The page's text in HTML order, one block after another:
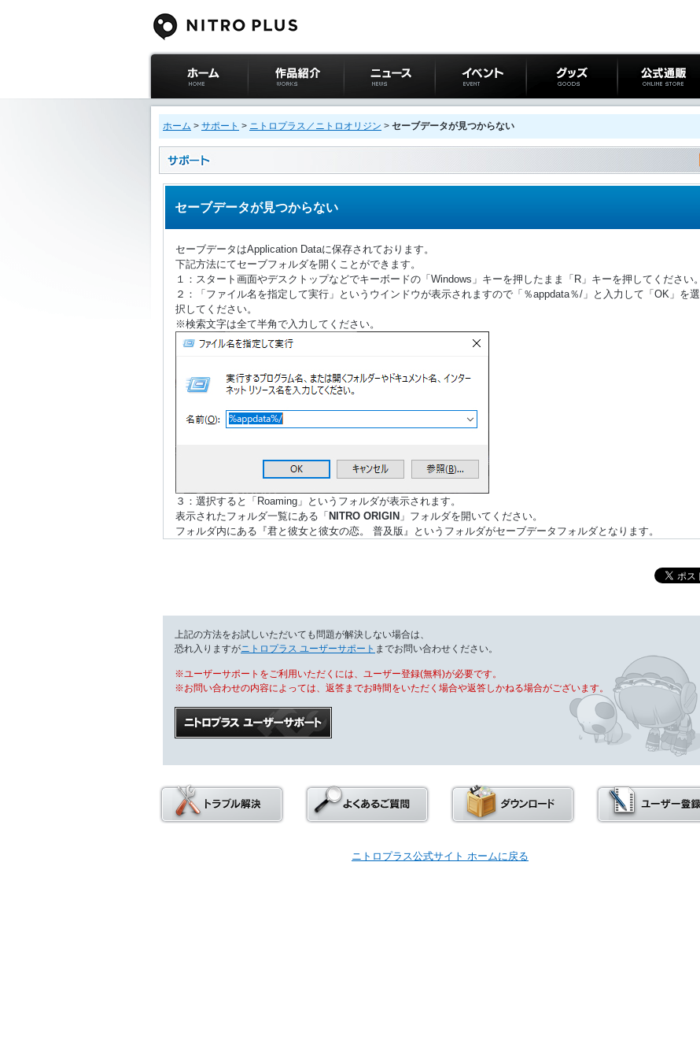
ニトロプラス公式
サイト ホーム
作品紹介 ニュース イベント グッズ 公式通販
ホーム > サポート > ニトロプラス／ニトロオリジン > セーブデータが見つからない
セーブデータが見つからない
セーブデータはApplication Dataに保存されております。
下記方法にてセーブフォルダを開くことができます。
１：スタート画面やデスクトップなどでキーボードの「Windows」キーを押したまま「R」キーを押してください。
２：「ファイル名を指定して実行」というウインドウが表示されますので「％appdata％/」と入力して「OK」を選
択してください。
※検索文字は全て半角で入力してください。
３：選択すると「Roaming」というフォルダが表示されます。
表示されたフォルダ一覧にある「 NITRO ORIGIN 」フォルダを開いてください。
フォルダ内にある『君と彼女と彼女の恋。 普及版』というフォルダがセーブデータフォルダとなります。
上記の方法をお試しいただいても問題が解決しない場合は、
恐れ入りますがニトロプラス ユーザーサポート までお問い合わせください。
※ユーザーサポートをご利用いただくには、ユーザー登録(無料)が必要です。
※お問い合わせの内容によっては、返答までお時間をいただく場合や返答しかねる場合がございます。
ニトロプラス公式サイト ホームに戻る